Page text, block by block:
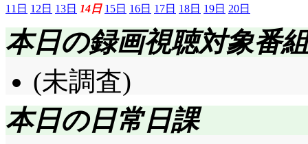
11日 12日 13日 14日 15日 16日 17日 18日 19日 20日
本日の録画視聴対象番組
(未調査)
本日の日常日課